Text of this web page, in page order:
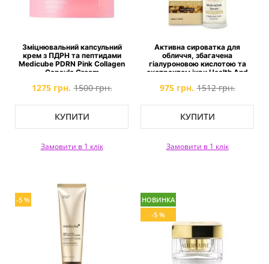
Зміцнювальний капсульний
крем з ПДРН та пептидами
Medicube PDRN Pink Collagen
Capsule Cream
1275 грн. 1500 грн.
КУПИТИ
Замовити в 1 клік
Активна сироватка для
обличчя, збагачена
гіалуроновою кислотою та
екстрактом ікри Health And
975 грн. 1512 грн.
КУПИТИ
Замовити в 1 клік
-5 %
НОВИНКА
-5 %